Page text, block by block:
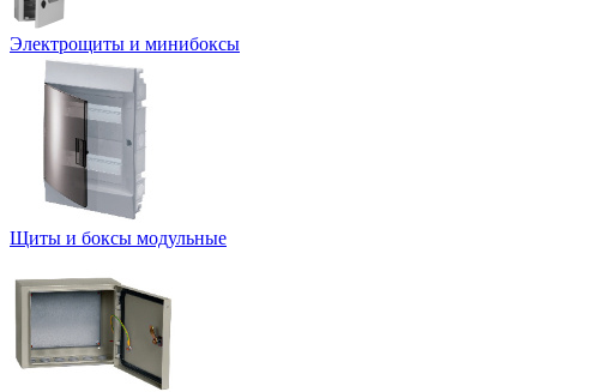
Электрощиты и минибоксы
Щиты и боксы модульные